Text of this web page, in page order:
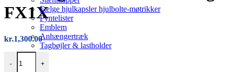
Fælge hjulkapsler hjulbolte-møtrikker
Pyntelister
Emblem
Anhængertræk
Tagbøjler & lastholder
FX1X
kr.1,300.00
-
Tekstil gulvmåtter sæt – original Volvo (brun), Volvo V70, XC70 (2008-) -
+